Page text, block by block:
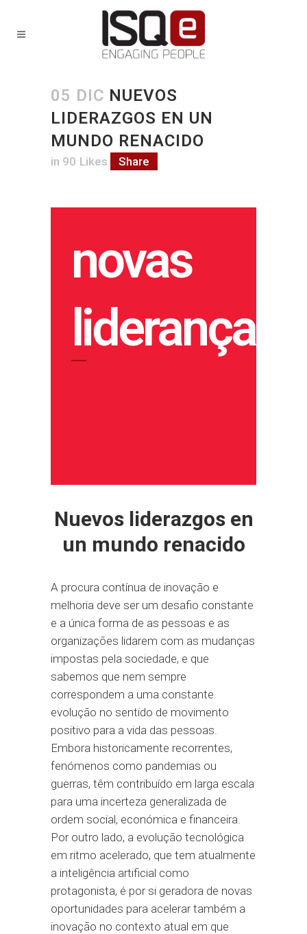
05 DIC NUEVOS
LIDERAZGOS EN UN
MUNDO RENACIDO
in 90 Likes Share
novas
lideranças
Nuevos liderazgos en
un mundo renacido
A procura contínua de inovação e
melhoria deve ser um desafio constante
e a única forma de as pessoas e as
organizações lidarem com as mudanças
impostas pela sociedade, e que
sabemos que nem sempre
correspondem a uma constante
evolução no sentido de movimento
positivo para a vida das pessoas.
Embora historicamente recorrentes,
fenómenos como pandemias ou
guerras, têm contribuído em larga escala
para uma incerteza generalizada de
ordem social, económica e financeira.
Por outro lado, a evolução tecnológica
em ritmo acelerado, que tem atualmente
a inteligência artificial como
protagonista, é por si geradora de novas
oportunidades para acelerar também a
inovação no contexto atual em que